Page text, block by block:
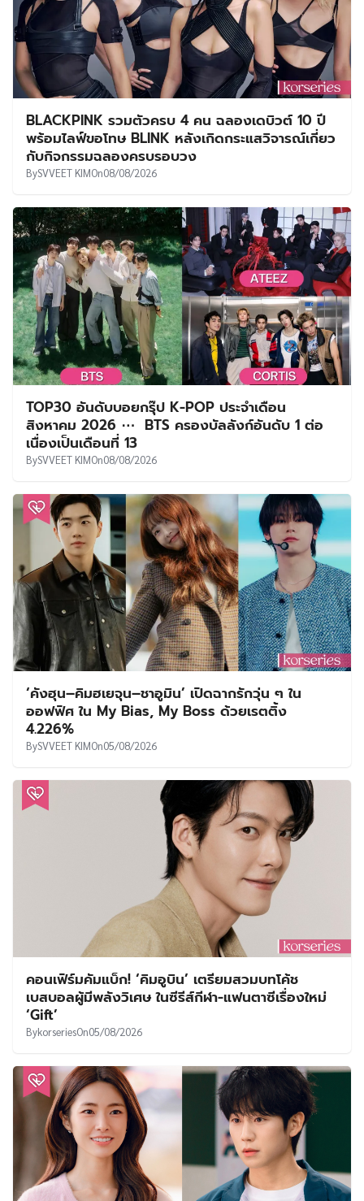
BLACKPINK รวมตัวครบ 4 คน ฉลองเดบิวต์ 10 ปี
พร้อมไลฟ์ขอโทษ BLINK หลังเกิดกระแสวิจารณ์เกี่ยว
กับกิจกรรมฉลองครบรอบวง
BySVVEET KIMOn08/08/2026
TOP30 อันดับบอยกรุ๊ป K-POP ประจำเดือน
สิงหาคม 2026 ⋯ BTS ครองบัลลังก์อันดับ 1 ต่อ
เนื่องเป็นเดือนที่ 13
BySVVEET KIMOn08/08/2026
‘คังฮุน–คิมฮเยจุน–ชาอูมิน’ เปิดฉากรักวุ่น ๆ ใน
ออฟฟิศ ใน My Bias, My Boss ด้วยเรตติ้ง
4.226%
BySVVEET KIMOn05/08/2026
คอนเฟิร์มคัมแบ็ก! ‘คิมอูบิน’ เตรียมสวมบทโค้ช
เบสบอลผู้มีพลังวิเศษ ในซีรีส์กีฬา-แฟนตาซีเรื่องใหม่
‘Gift’
BykorseriesOn05/08/2026